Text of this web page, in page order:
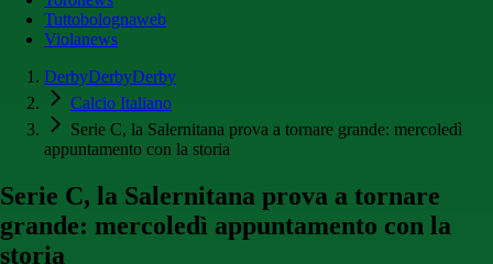
Tuttobolognaweb
Violanews
DerbyDerbyDerby
Calcio Italiano
Serie C, la Salernitana prova a tornare grande: mercoledì
appuntamento con la storia
Serie C, la Salernitana prova a tornare
grande: mercoledì appuntamento con la
storia